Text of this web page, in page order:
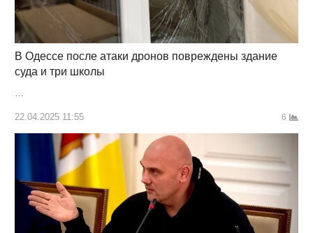
В Одессе после атаки дронов повреждены здание
суда и три школы
…
22.04.2025 11:55 6